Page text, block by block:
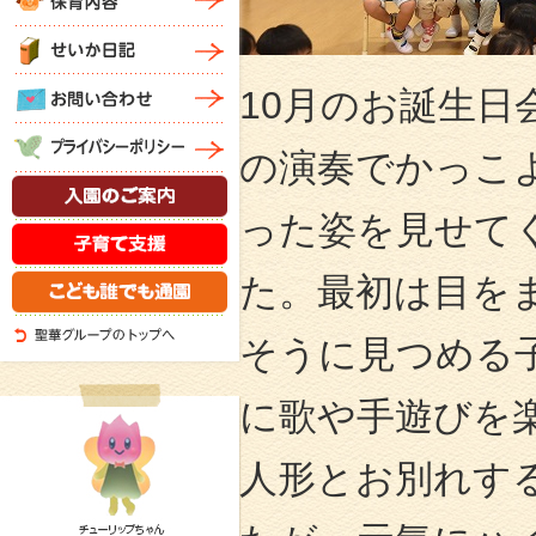
10月のお誕生日
の演奏でかっこ
った姿を見せて
た。最初は目を
そうに見つめる
に歌や手遊びを
人形とお別れす